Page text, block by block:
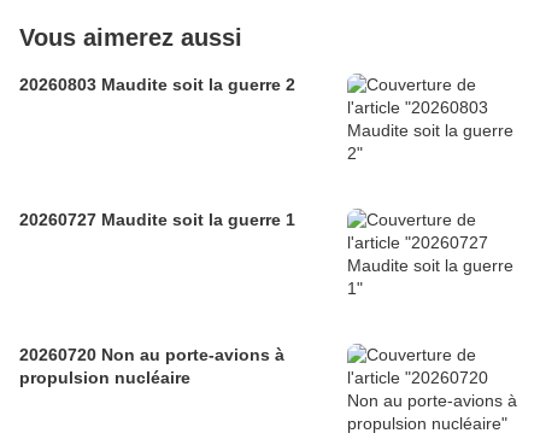
Vous aimerez aussi
20260803 Maudite soit la guerre 2
20260727 Maudite soit la guerre 1
20260720 Non au porte-avions à
propulsion nucléaire